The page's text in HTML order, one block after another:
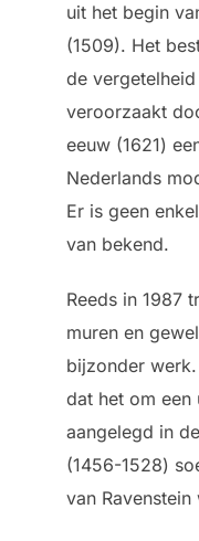
uit het begin
(1509). Het
de
veroorzaakt
eeuw (1621)
Nederlands
Er is geen
van bekend.
Reeds in 1987
muren en
bijzonder
dat het om een
aangelegd in
(1456-1528)
van Ravenstein